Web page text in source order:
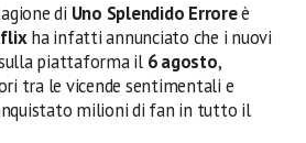
di Uno Splendido Erroreè
ha infatti annunciato che i nuovi
piattaforma il 6 agosto,
tra le vicende sentimentali e
milioni di fan in tutto il